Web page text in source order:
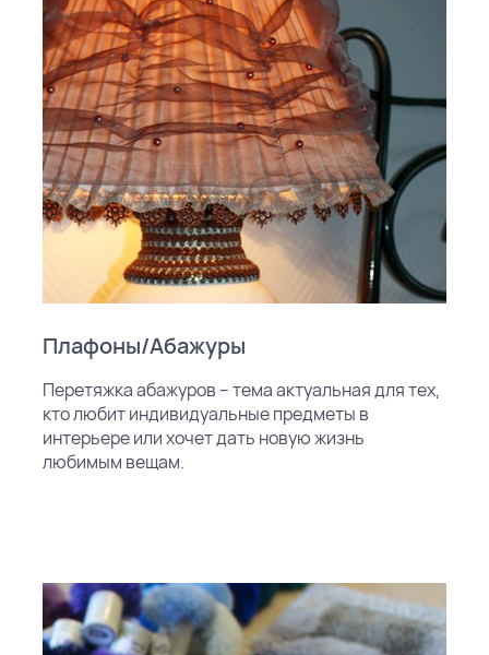
Плафоны/Абажуры
Перетяжка абажуров – тема актуальная для тех,
кто любит индивидуальные предметы в
интерьере или хочет дать новую жизнь
любимым вещам.